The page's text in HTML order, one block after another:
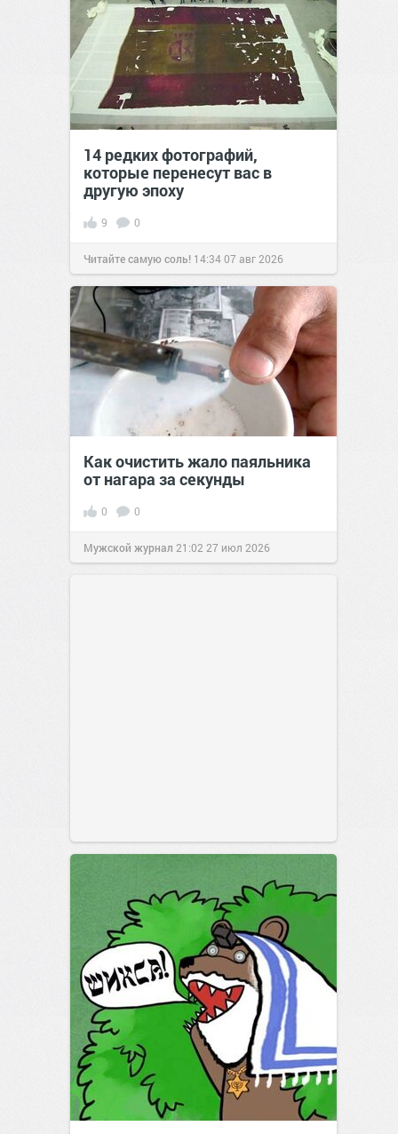
14 редких фотографий,
которые перенесут вас в
другую эпоху
9 0
Читайте самую соль! 14:3407 авг 2026
Как очистить жало паяльника
от нагара за секунды
0 0
Мужской журнал 21:02 27 июл 2026